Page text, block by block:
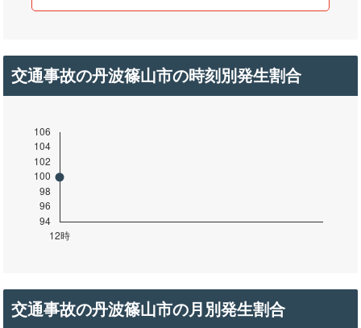
交通事故の丹波篠山市の時刻別発生割合
交通事故の丹波篠山市の月別発生割合